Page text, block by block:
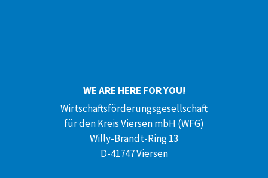
WE ARE HERE FOR YOU!
Wirtschaftsförderungsgesellschaft
für den Kreis Viersen mbH (WFG)
Willy-Brandt-Ring 13
D-41747 Viersen